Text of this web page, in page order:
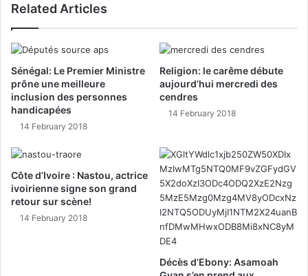
Related Articles
Sénégal: Le Premier Ministre
prône une meilleure
inclusion des personnes
handicapées
14 February 2018
Religion: le carême débute
aujourd’hui mercredi des
cendres
14 February 2018
Côte d’Ivoire : Nastou, actrice
ivoirienne signe son grand
retour sur scène!
14 February 2018
Décès d’Ebony: Asamoah